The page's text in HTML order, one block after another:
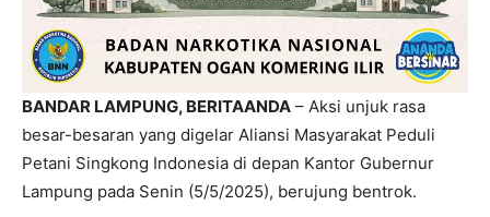
BANDAR LAMPUNG, BERITAANDA – Aksi unjuk rasa
besar-besaran yang digelar Aliansi Masyarakat Peduli
Petani Singkong Indonesia di depan Kantor Gubernur
Lampung pada Senin (5/5/2025), berujung bentrok.